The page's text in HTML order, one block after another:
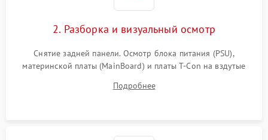
2. Разборка и визуальный осмотр
Снятие задней панели. Осмотр блока питания (PSU),
материнской платы (MainBoard) и платы T-Con на вздутые
Проверка надежности фиксации и целостности шлейфов.
Подробнее